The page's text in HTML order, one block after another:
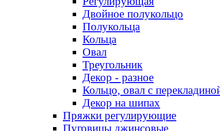
Двойное полукольцо
Полукольца
Кольца
Овал
Треугольник
Декор - разное
Кольцо, овал с
Декор на шипах
Пряжки регулирующие
Пуговицы джинсовые